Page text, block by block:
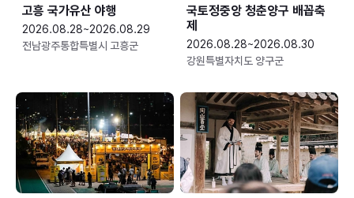
고흥 국가유산 야행
2026.08.28~2026.08.29
전남광주통합특별시 고흥군
국토정중앙 청춘양구 배꼽축
제
2026.08.28~2026.08.30
강원특별자치도 양구군